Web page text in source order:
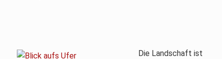
Die Landschaft ist